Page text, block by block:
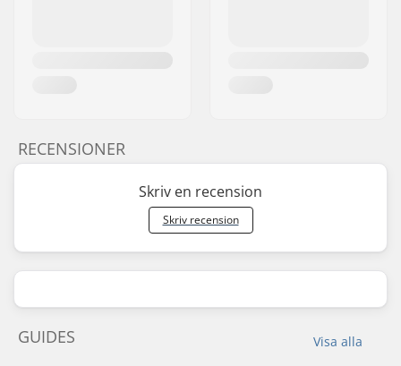
RECENSIONER
Skriv en recension
Skriv recension
Visa alla
GUIDES